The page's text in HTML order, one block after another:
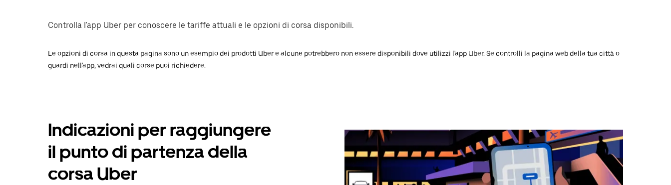
Controlla l'app Uber per conoscere le tariffe attuali e le opzioni di corsa disponibili.
Le opzioni di corsa in questa pagina sono un esempio dei prodotti Uber e alcune potrebbero non essere disponibili dove utilizzi l'app Uber. Se controlli la pagina web della tua città o
guardi nell'app, vedrai quali corse puoi richiedere.
Indicazioni per raggiungere
il punto di partenza della
corsa Uber